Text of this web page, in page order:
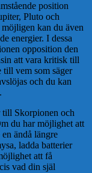
position
Pluto och
kan du även
energier. I dessa
opposition den
att vara kritisk till
vem som säger
och du kan
till Skorpionen och
du har möjlighet att
ändå längre
ladda batterier
att få
vad din själ